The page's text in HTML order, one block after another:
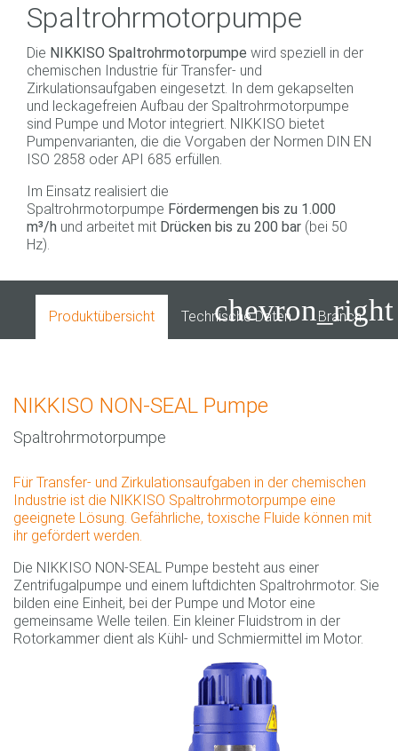
Spaltrohrmotorpumpe
Die NIKKISO Spaltrohrmotorpumpe wird speziell in der
chemischen Industrie für Transfer- und
Zirkulationsaufgaben eingesetzt. In dem gekapselten
und leckagefreien Aufbau der Spaltrohrmotorpumpe
sind Pumpe und Motor integriert. NIKKISO bietet
Pumpenvarianten, die die Vorgaben der Normen DIN EN
ISO 2858 oder API 685 erfüllen.
Im Einsatz realisiert die
Spaltrohrmotorpumpe Fördermengen bis zu 1.000
m³/h und arbeitet mit Drücken bis zu 200 bar (bei 50
Hz).
Produktübersicht Technische Daten Branchen
chevron_right
NIKKISO NON-SEAL Pumpe
Spaltrohrmotorpumpe
Für Transfer- und Zirkulationsaufgaben in der chemischen
Industrie ist die NIKKISO Spaltrohrmotorpumpe eine
geeignete Lösung. Gefährliche, toxische Fluide können mit
ihr gefördert werden.
Die NIKKISO NON-SEAL Pumpe besteht aus einer
Zentrifugalpumpe und einem luftdichten Spaltrohrmotor. Sie
bilden eine Einheit, bei der Pumpe und Motor eine
gemeinsame Welle teilen. Ein kleiner Fluidstrom in der
Rotorkammer dient als Kühl- und Schmiermittel im Motor.